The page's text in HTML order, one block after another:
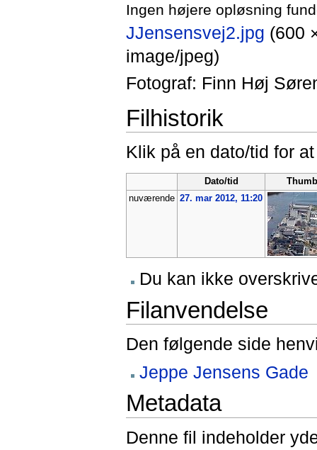
Ingen højere opløsning
JJensensvej2.jpg (600
image/jpeg)
Fotograf: Finn Høj
Filhistorik
Klik på en dato/tid for
Dato/tid
nuværende 27. mar 2012, 11:20
Du kan ikke
Filanvendelse
Den følgende side
Jeppe Jensens Gade
Metadata
Denne fil indeholder